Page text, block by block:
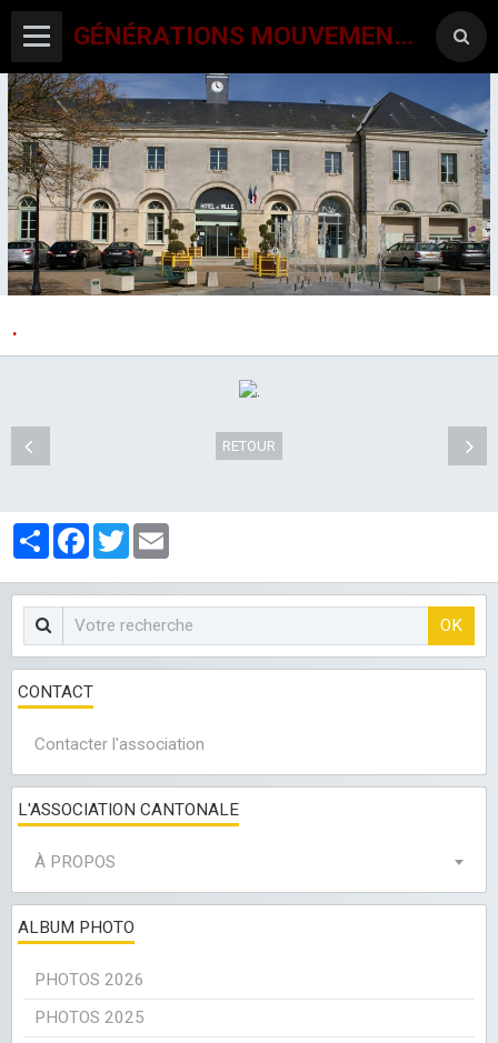
GÉNÉRATIONS MOUVEMENT INTERCLUBS CHAMPAGNE CONLINOISE
CANTON-ACTIVITES
AGENDA PAR ACTIVITE
LES CLUBS
.
RETOUR
PartagerFacebook
Twitter
OK
CONTACT
Contacter l'association
L'ASSOCIATION CANTONALE
À PROPOS
ALBUM PHOTO
PHOTOS 2026
PHOTOS 2025